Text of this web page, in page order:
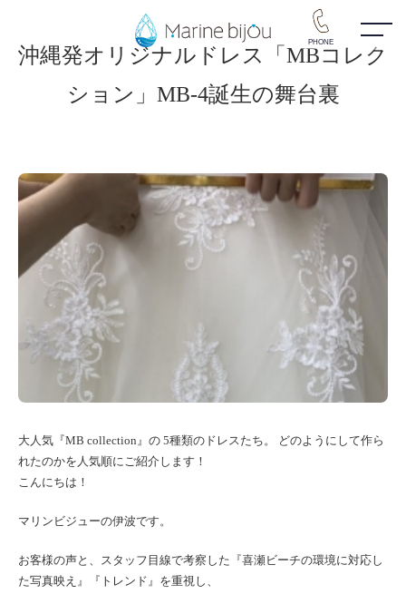
PHONE
沖縄発オリジナルドレス「MBコレク
ション」MB-4誕生の舞台裏
大人気『MB collection』の 5種類のドレスたち。 どのようにして作ら
れたのかを人気順にご紹介します！
こんにちは！
マリンビジューの伊波です。
お客様の声と、スタッフ目線で考察した『喜瀬ビーチの環境に対応し
た写真映え』『トレンド』を重視し、